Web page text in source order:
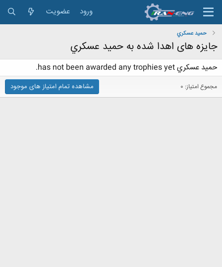
ورود عضویت
حميد عسكري
جایزه های اهدا شده به حميد عسكري
حميد عسكري has not been awarded any trophies yet.
مجموع امتیاز: 0 مشاهده تمام امتیاز های موجود